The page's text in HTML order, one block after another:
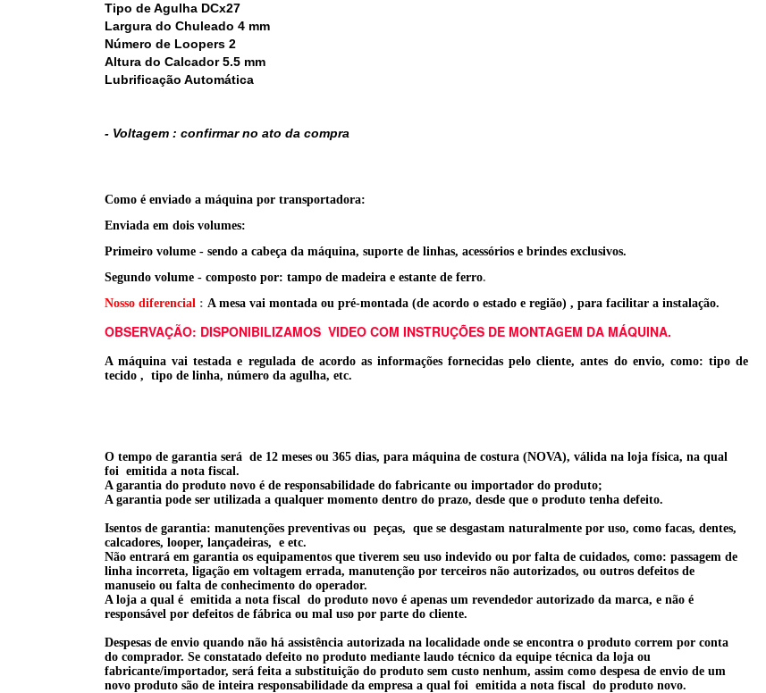
Tipo de Agulha DCx27
Largura do Chuleado 4 mm
Número de Loopers 2
Altura do Calcador 5.5 mm
Lubrificação Automática
- Voltagem : confirmar no ato da compra
Como é enviado a máquina por transportadora:
Enviada em dois volumes:
Primeiro volume - sendo a cabeça da máquina, suporte de linhas, acessórios e brindes exclusivos.
Segundo volume - composto por: tampo de madeira e estante de ferro.
Nosso diferencial : A mesa vai montada ou pré-montada (de acordo o estado e região) , para facilitar a instalação.
OBSERVAÇÃO: DISPONIBILIZAMOS VIDEO COM INSTRUÇÕES DE MONTAGEM DA MÁQUINA.
A máquina vai testada e regulada de acordo as informações fornecidas pelo cliente, antes do envio, como: tipo de
tecido , tipo de linha, número da agulha, etc.
O tempo de garantia será de 12 meses ou 365 dias, para máquina de costura (NOVA), válida na loja física, na qual
foi emitida a nota fiscal.
A garantia do produto novo é de responsabilidade do fabricante ou importador do produto;
A garantia pode ser utilizada a qualquer momento dentro do prazo, desde que o produto tenha defeito.
Isentos de garantia: manutenções preventivas ou peças, que se desgastam naturalmente por uso, como facas, dentes,
calcadores, looper, lançadeiras, e etc.
Não entrará em garantia os equipamentos que tiverem seu uso indevido ou por falta de cuidados, como: passagem de
linha incorreta, ligação em voltagem errada, manutenção por terceiros não autorizados, ou outros defeitos de
manuseio ou falta de conhecimento do operador.
A loja a qual é emitida a nota fiscal do produto novo é apenas um revendedor autorizado da marca, e não é
responsável por defeitos de fábrica ou mal uso por parte do cliente.
Despesas de envio quando não há assistência autorizada na localidade onde se encontra o produto correm por conta
do comprador. Se constatado defeito no produto mediante laudo técnico da equipe técnica da loja ou
fabricante/importador, será feita a substituição do produto sem custo nenhum, assim como despesa de envio de um
novo produto são de inteira responsabilidade da empresa a qual foi emitida a nota fiscal do produto novo.